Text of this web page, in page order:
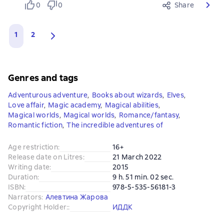
0 0 Share
1 2
Genres and tags
Adventurous adventure, Books about wizards, Elves,
Love affair, Magic academy, Magical abilities,
Magical worlds, Magical worlds, Romance/fantasy,
Romantic fiction, The incredible adventures of
Age restriction:
16+
Release date on Litres:
21 March 2022
Writing date:
2015
Duration:
9 h. 51 min. 02 sec.
ISBN:
978-5-535-56181-3
Narrators: Алевтина Жарова
Copyright Holder::
ИДДК